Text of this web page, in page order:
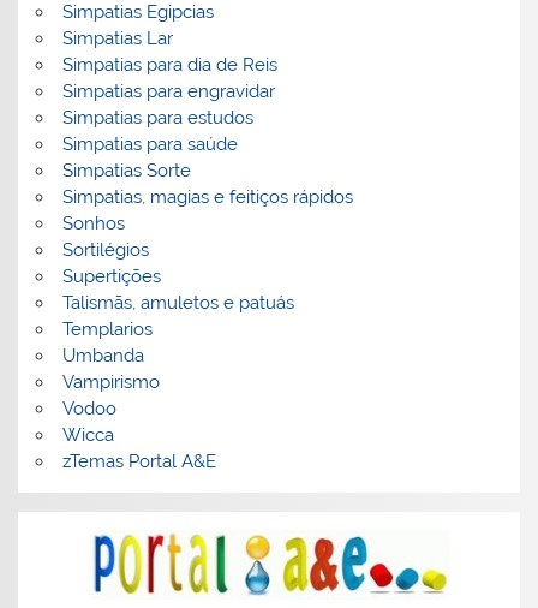
Simpatias Egipcias
Simpatias Lar
Simpatias para dia de Reis
Simpatias para engravidar
Simpatias para estudos
Simpatias para saúde
Simpatias Sorte
Simpatias, magias e feitiços rápidos
Sonhos
Sortilégios
Supertições
Talismãs, amuletos e patuás
Templarios
Umbanda
Vampirismo
Vodoo
Wicca
zTemas Portal A&E